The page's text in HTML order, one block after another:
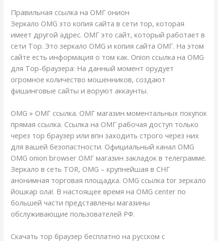
Правильная ссылка на ОМГ онион
Зеркало OMG это копия сайта в сети тор, которая
имеет другой адрес. ОМГ это сайт, который работает в
сети Тор. Это зеркало OMG и копия сайта ОМГ. На этом
сайте есть информация о том как. Onion ссылка на OMG
для Тор-браузера: На данный момент орудует
огромное количество мошенников, создают
фишинговые сайты и воруют аккаунты.
OMG » ОМГ ссылка. ОМГ магазин моментальных покупок
прямая ссылка. Ссылка на ОМГ рабочая доступ только
через тор браузер или впн заходить строго через них
для вашей безопастности. Официальный канал OMG
OMG onion browser ОМГ магазин закладок в телеграмме.
Зеркало в сеть TOR, OMG – крупнейшая в СНГ
анонимная торговая площадка. OMG ссылка tor зеркало
йошкар ола!. В настоящее время на OMG center по
большей части представлены магазины
обслуживающие пользователей РФ.
Скачать тор браузер бесплатно на русском с